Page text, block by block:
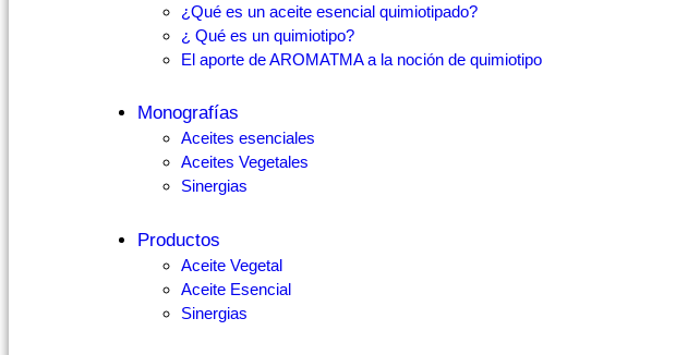
¿Qué es un aceite esencial quimiotipado?
¿ Qué es un quimiotipo?
El aporte de AROMATMA a la noción de quimiotipo
Monografías
Aceites esenciales
Aceites Vegetales
Sinergias
Productos
Aceite Vegetal
Aceite Esencial
Sinergias